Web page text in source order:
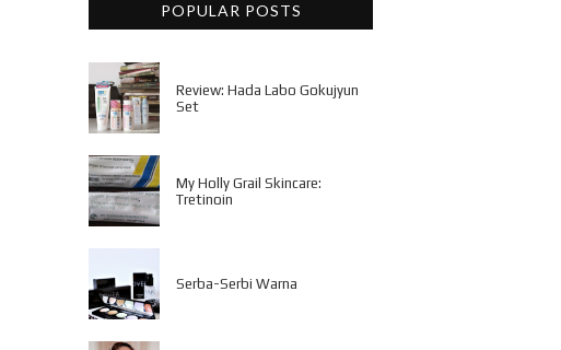
POPULAR POSTS
Review: Hada Labo Gokujyun
Set
My Holly Grail Skincare:
Tretinoin
Serba-Serbi Warna